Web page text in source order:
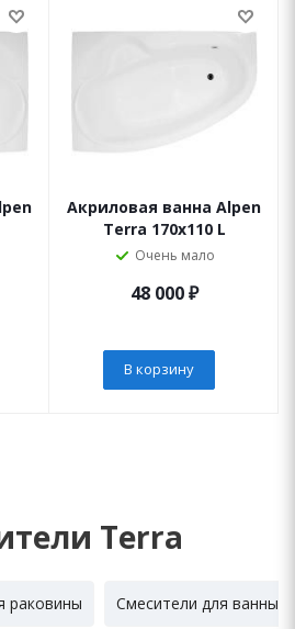
Акриловая ванна Alpen
Terra 170x110 L
Очень мало
48 000₽
В корзину
Terra
раковины Смесители для ванны